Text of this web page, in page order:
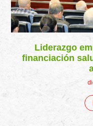
Liderazgo
financiación